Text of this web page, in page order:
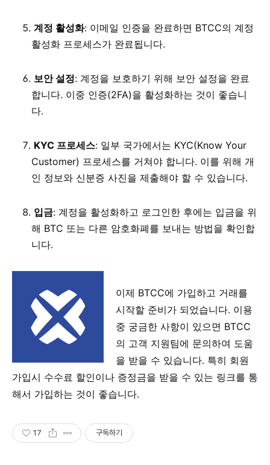
계정 활성화: 이메일 인증을 완료하면 BTCC의 계정
활성화 프로세스가 완료됩니다.
보안 설정: 계정을 보호하기 위해 보안 설정을 완료
합니다. 이중 인증(2FA)을 활성화하는 것이 좋습니
다.
KYC 프로세스: 일부 국가에서는 KYC(Know Your
Customer) 프로세스를 거쳐야 합니다. 이를 위해 개
인 정보와 신분증 사진을 제출해야 할 수 있습니다.
입금: 계정을 활성화하고 로그인한 후에는 입금을 위
해 BTC 또는 다른 암호화폐를 보내는 방법을 확인합
니다.
이제 BTCC에 가입하고 거래를
시작할 준비가 되었습니다. 이용
중 궁금한 사항이 있으면 BTCC
의 고객 지원팀에 문의하여 도움
을 받을 수 있습니다. 특히 회원
가입시 수수료 할인이나 증정금을 받을 수 있는 링크를 통
해서 가입하는 것이 좋습니다.
17 구독하기